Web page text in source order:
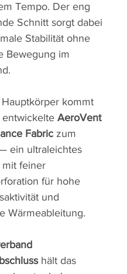
Tempo. Der eng
Schnitt sorgt dabei
Stabilität ohne
Bewegung im
kommt
entwickelte AeroVent
Fabric zum
ein ultraleichtes
mit feiner
für hohe
und
Wärmeableitung.
hält das